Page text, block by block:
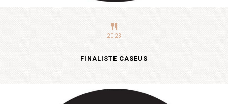
2023
FINALISTE CASEUS